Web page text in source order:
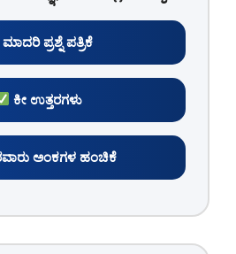
ಮಾದರಿ ಪ್ರಶ್ನೆ ಪತ್ರಿಕೆ
ಕೀ ಉತ್ತರಗಳು
ಅಂಕಗಳ ಹಂಚಿಕೆ